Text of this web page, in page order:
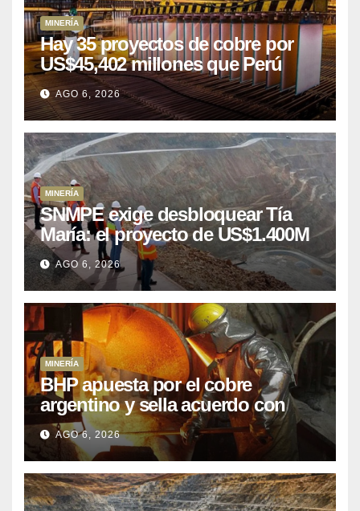
MINERÍA
Hay 35 proyectos de cobre por
US$45,402 millones que Perú
puede aprovechar
AGO 6, 2026
MINERÍA
SNMPE exige desbloquear Tía
María: el proyecto de US$1.400M
que Perú lleva 15 años
posponiendo
AGO 6, 2026
MINERÍA
BHP apuesta por el cobre
argentino y sella acuerdo con
Kobrea para siete proyecto
AGO 6, 2026